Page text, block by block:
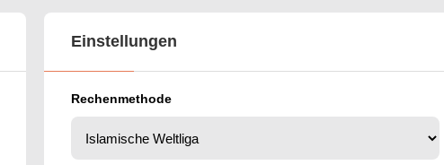
Einstellungen
Rechenmethode